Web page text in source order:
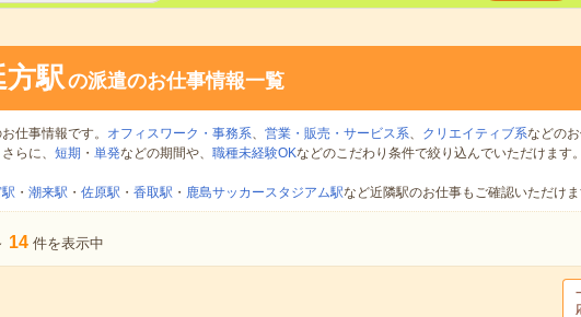
方駅の派遣のお仕事情報一覧
仕事情報です。 オフィスワーク・事務系、 営業・販売・サービス系、 クリエイティブ系などの
らに、 短期 ・ 単発などの期間や、 職種未経験OKなどのこだわり条件で絞り込んでいただけます。
・ 潮来駅 ・ 佐原駅 ・ 香取駅 ・ 鹿島サッカースタジアム駅など近隣駅のお仕事もご確認いただけま
14 件を表示中